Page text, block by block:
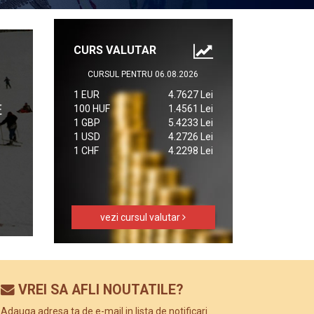
CURS VALUTAR
CURSUL PENTRU 06.08.2026
1 EUR
4.7627 Lei
100 HUF
1.4561 Lei
1 GBP
5.4233 Lei
1 USD
4.2726 Lei
1 CHF
4.2298 Lei
vezi cursul valutar
VREI SA AFLI NOUTATILE?
Adauga adresa ta de e-mail in lista de notificari